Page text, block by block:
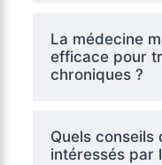
La médecine
efficace pour
chroniques ?
Quels
intéressés par